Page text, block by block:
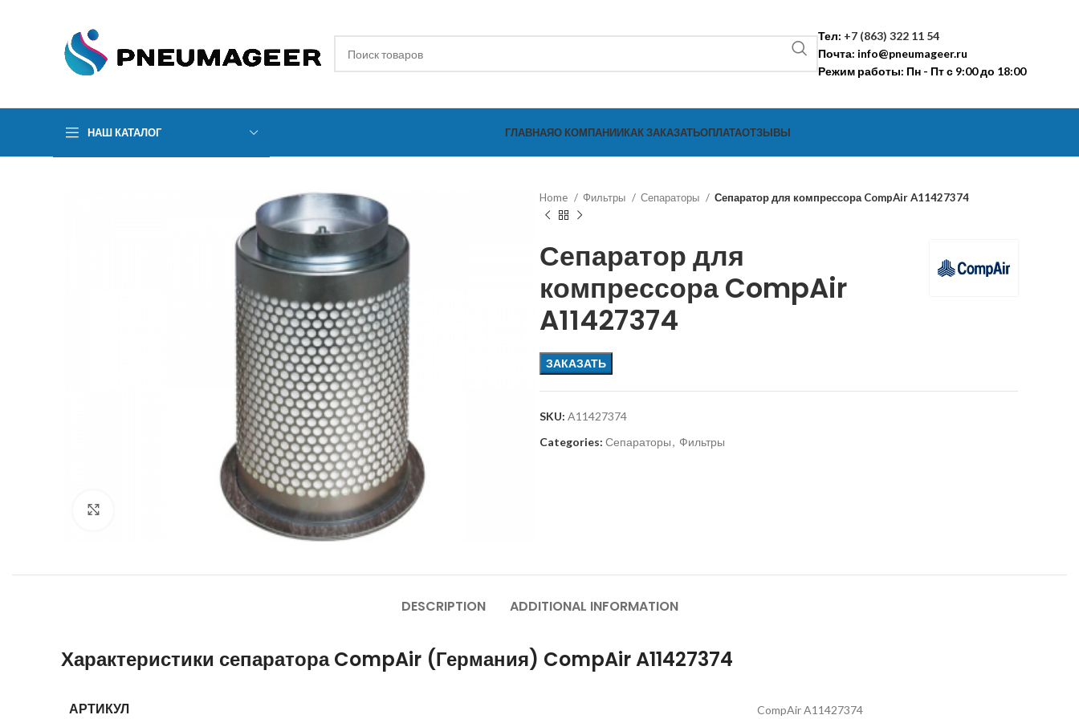
Тел: +7 (863) 322 11 54
Почта: info@pneumageer.ru
Режим работы: Пн - Пт с 9:00 до 18:00
НАШ КАТАЛОГ ГЛАВНАЯО КОМПАНИИКАК ЗАКАЗАТЬОПЛАТАОТЗЫВЫ
Home Фильтры Сепараторы Сепаратор для компрессора CompAir A11427374
Сепаратор для
компрессора CompAir
A11427374
ЗАКАЗАТЬ
SKU: A11427374
Categories: Сепараторы, Фильтры
DESCRIPTION ADDITIONAL INFORMATION
Характеристики сепаратора CompAir (Германия) CompAir A11427374
АРТИКУЛ CompAir A11427374